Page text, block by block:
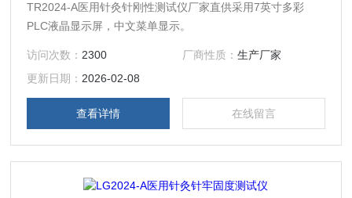
TR2024-A医用针灸针刚性测试仪厂家直供采用7英寸多彩
PLC液晶显示屏，中文菜单显示。
访问次数： 2300 厂商性质： 生产厂家
更新日期： 2026-02-08
查看详情 在线留言